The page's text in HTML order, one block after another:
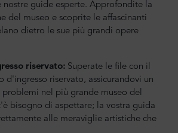
nostre guide esperte. Approfondite la
del museo e scoprite le affascinanti
dietro le sue più grandi opere
riservato: Superate le file con il
d'ingresso riservato, assicurandovi un
problemi nel più grande museo del
bisogno di aspettare; la vostra guida
alle meraviglie artistiche che